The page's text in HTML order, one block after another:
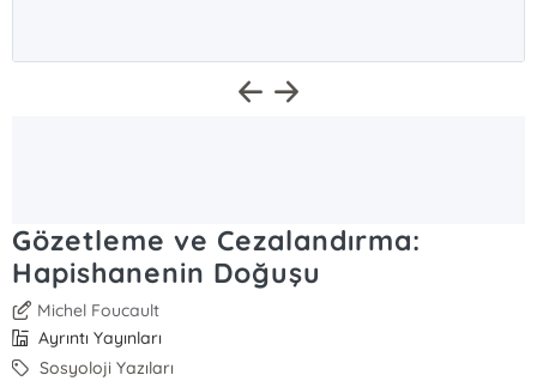
Gözetleme ve Cezalandırma:
Hapishanenin Doğuşu
Michel Foucault
Ayrıntı Yayınları
Sosyoloji Yazıları